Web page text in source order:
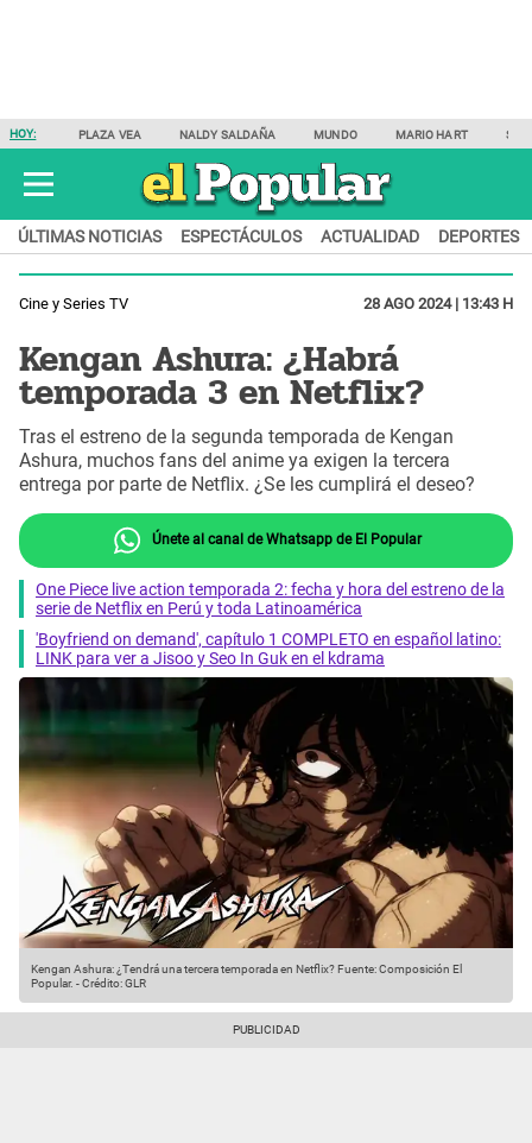
HOY: PLAZA VEA NALDY SALDAÑA MUNDO MARIO HART
ÚLTIMAS NOTICIAS ESPECTÁCULOS ACTUALIDAD DEPORTES
Cine y Series TV 28 AGO 2024 | 13:43 H
Kengan Ashura: ¿Habrá
temporada 3 en Netflix?
Tras el estreno de la segunda temporada de Kengan
Ashura, muchos fans del anime ya exigen la tercera
entrega por parte de Netflix. ¿Se les cumplirá el deseo?
Únete al canal de Whatsapp de El Popular
One Piece live action temporada 2: fecha y hora del estreno de la
serie de Netflix en Perú y toda Latinoamérica
'Boyfriend on demand', capítulo 1 COMPLETO en español latino:
LINK para ver a Jisoo y Seo In Guk en el kdrama
Kengan Ashura: ¿Tendrá una tercera temporada en Netflix?Fuente: Composición El
Popular. -Crédito: GLR